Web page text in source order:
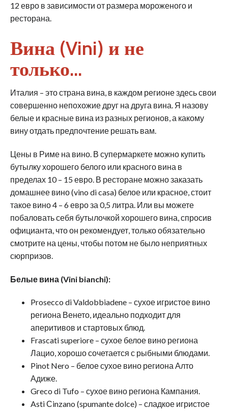
12 евро в зависимости от размера мороженого и
ресторана.
Вина (Vini) и не
только…
Италия – это страна вина, в каждом регионе здесь свои
совершенно непохожие друг на друга вина. Я назову
белые и красные вина из разных регионов, а какому
вину отдать предпочтение решать вам.
Цены в Риме на вино. В супермаркете можно купить
бутылку хорошего белого или красного вина в
пределах 10 – 15 евро. В ресторане можно заказать
домашнее вино (vino di casa) белое или красное, стоит
такое вино 4 – 6 евро за 0,5 литра. Или вы можете
побаловать себя бутылочкой хорошего вина, спросив
официанта, что он рекомендует, только обязательно
смотрите на цены, чтобы потом не было неприятных
сюрпризов.
Белые вина (Vini bianchi):
Prosecco di Valdobbiadene – сухое игристое вино
региона Венето, идеально подходит для
аперитивов и стартовых блюд.
Frascati superiore – сухое белое вино региона
Лацио, хорошо сочетается с рыбными блюдами.
Pinot Nero – белое сухое вино региона Алто
Адиже.
Greco di Tufo – сухое вино региона Кампания.
Asti Сinzano (spumante dolce) – сладкое игристое